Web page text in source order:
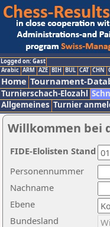
Logged on: Gast
Arabic ARM AZE BIH BUL CAT CHN
Home Tournament-
Turnierschach-Elozahl
Allgemeines Turnier
Willkommen bei
Nachname
Ebene
Personennummer
Bundesland
FIDE-Elolisten Stand